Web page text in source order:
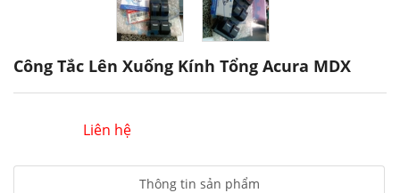
Công Tắc Lên Xuống Kính Tổng Acura MDX
Liên hệ
Thông tin sản phẩm